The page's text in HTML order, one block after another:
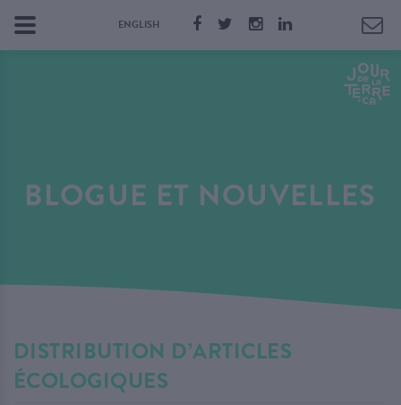
ENGLISH
BLOGUE ET NOUVELLES
DISTRIBUTION D’ARTICLES
ÉCOLOGIQUES